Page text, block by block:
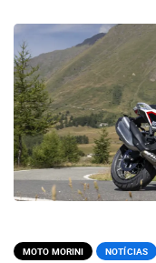
MOTO MORINI NOTÍCIAS